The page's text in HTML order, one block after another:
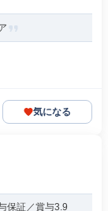
気になる
保証／賞与3.9